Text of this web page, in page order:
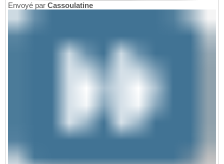
Envoyé par Cassoulatine